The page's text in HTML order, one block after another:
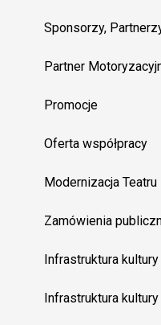
Sponsorzy,
Partner
Promocje
Oferta współpracy
Modernizacja
Zamówienia
Infrastruktura kultury
Infrastruktura kultury